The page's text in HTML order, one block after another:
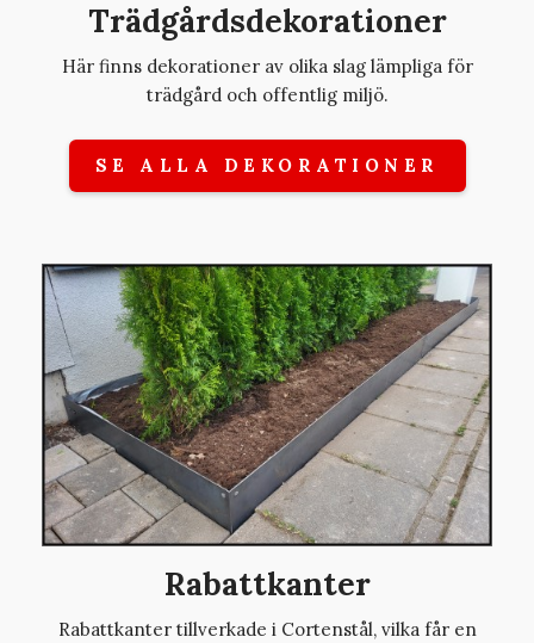
Trädgårdsdekorationer
Här finns dekorationer av olika slag lämpliga för
trädgård och offentlig miljö.
SE ALLA DEKORATIONER
Rabattkanter
Rabattkanter tillverkade i Cortenstål, vilka får en